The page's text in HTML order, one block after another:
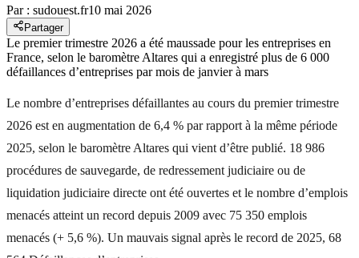
Par : sudouest.fr10 mai 2026
Partager
Le premier trimestre 2026 a été maussade pour les entreprises en
France, selon le baromètre Altares qui a enregistré plus de 6 000
défaillances d’entreprises par mois de janvier à mars
Le nombre d’entreprises défaillantes au cours du premier trimestre
2026 est en augmentation de 6,4 % par rapport à la même période
2025, selon le baromètre Altares qui vient d’être publié. 18 986
procédures de sauvegarde, de redressement judiciaire ou de
liquidation judiciaire directe ont été ouvertes et le nombre d’emplois
menacés atteint un record depuis 2009 avec 75 350 emplois
menacés (+ 5,6 %). Un mauvais signal après le record de 2025, 68